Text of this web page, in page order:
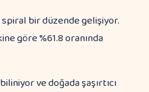
bir düzende gelişiyor.
göre %61.8 oranında
ve doğada şaşırtıcı